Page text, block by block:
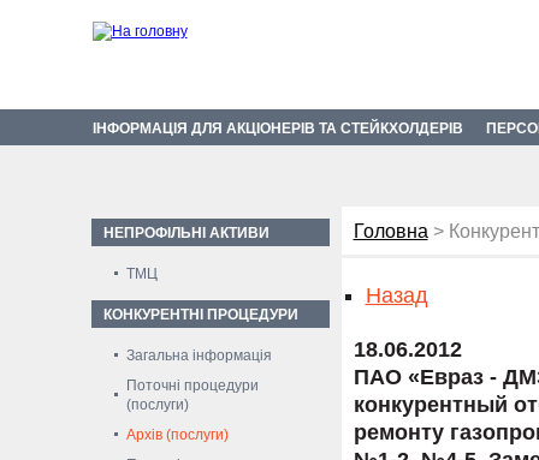
ІНФОРМАЦІЯ ДЛЯ АКЦІОНЕРІВ ТА СТЕЙКХОЛДЕРІВ
НЕПРОФІЛЬНІ АКТИВИ
ТМЦ
КОНКУРЕНТНІ ПРОЦЕДУРИ
Загальна інформація
Поточні процедури
(послуги)
Архів (послуги)
Головна >
Назад
18.06.2012
ПАО «Евраз -
конкурентный
ремонту